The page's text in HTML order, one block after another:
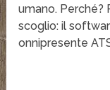
umano. Perché?
scoglio: il
onnipresente